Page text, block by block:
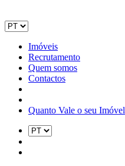
Imóveis
Recrutamento
Quem somos
Contactos
Quanto Vale o seu Imóvel